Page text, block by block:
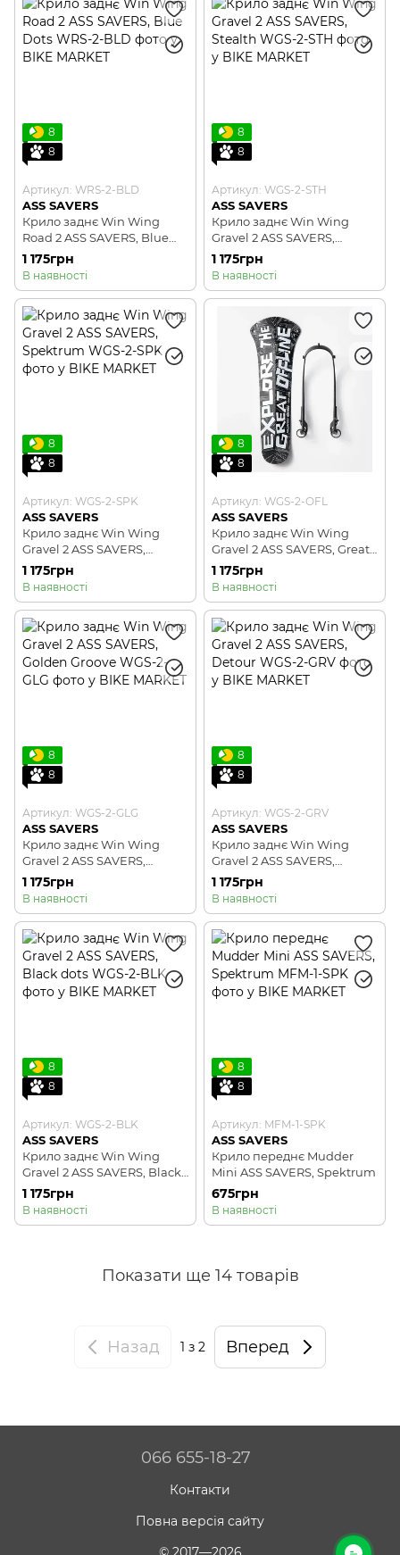
8
8
Артикул: WRS-2-BLD
ASS SAVERS
Крило заднє Win Wing
Road 2 ASS SAVERS, Blue
Dots
1 175грн
В наявності
8
8
Артикул: WGS-2-STH
ASS SAVERS
Крило заднє Win Wing
Gravel 2 ASS SAVERS,
Stealth
1 175грн
В наявності
8
8
Артикул: WGS-2-SPK
ASS SAVERS
Крило заднє Win Wing
Gravel 2 ASS SAVERS,
Spektrum
1 175грн
В наявності
8
8
Артикул: WGS-2-OFL
ASS SAVERS
Крило заднє Win Wing
Gravel 2 ASS SAVERS, Great
Offline
1 175грн
В наявності
8
8
Артикул: WGS-2-GLG
ASS SAVERS
Крило заднє Win Wing
Gravel 2 ASS SAVERS,
Golden Groove
1 175грн
В наявності
8
8
Артикул: WGS-2-GRV
ASS SAVERS
Крило заднє Win Wing
Gravel 2 ASS SAVERS,
Detour
1 175грн
В наявності
8
8
Артикул: WGS-2-BLK
ASS SAVERS
Крило заднє Win Wing
Gravel 2 ASS SAVERS, Black
dots
1 175грн
В наявності
8
8
Артикул: MFM-1-SPK
ASS SAVERS
Крило переднє Mudder
Mini ASS SAVERS, Spektrum
675грн
В наявності
Показати ще 14 товарів
Назад 1 з 2 Вперед
066 655-18-27
Контакти
Повна версія сайту